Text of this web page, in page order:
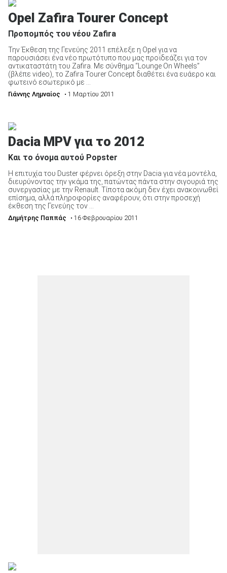
Opel Zafira Tourer Concept
Προπομπός του νέου Zafira
Την Έκθεση της Γενεύης 2011 επέλεξε η Opel για να
παρουσιάσει ένα νέο πρωτότυπο που μας προϊδεάζει για τον
αντικαταστάτη του Zafira. Με σύνθημα “Lounge On Wheels”
(βλέπε video), το Zafira Tourer Concept διαθέτει ένα ευάερο και
φωτεινό εσωτερικό με ...
Γιάννης Λημναίος • 1 Μαρτίου 2011
Dacia MPV για το 2012
Και το όνομα αυτού Popster
Η επιτυχία του Duster φέρνει όρεξη στην Dacia για νέα μοντέλα,
διευρύνοντας την γκάμα της, πατώντας πάντα στην σιγουριά της
συνεργασίας με την Renault. Τίποτα ακόμη δεν έχει ανακοινωθεί
επίσημα, αλλά πληροφορίες αναφέρουν, ότι στην προσεχή
έκθεση της Γενεύης τον ...
Δημήτρης Παππάς • 16 Φεβρουαρίου 2011